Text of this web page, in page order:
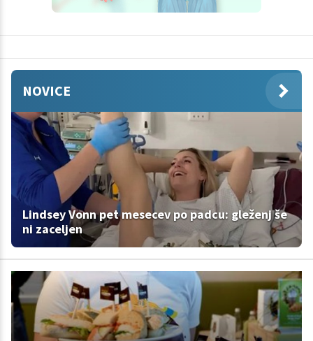
NOVICE
Lindsey Vonn pet mesecev po padcu: gleženj še
ni zaceljen